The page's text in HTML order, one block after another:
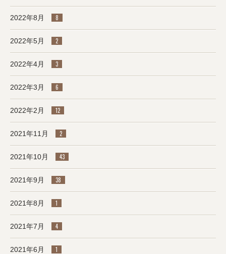
2022年8月 8
2022年5月 2
2022年4月 3
2022年3月 6
2022年2月 12
2021年11月 2
2021年10月 43
2021年9月 38
2021年8月 1
2021年7月 4
2021年6月 1